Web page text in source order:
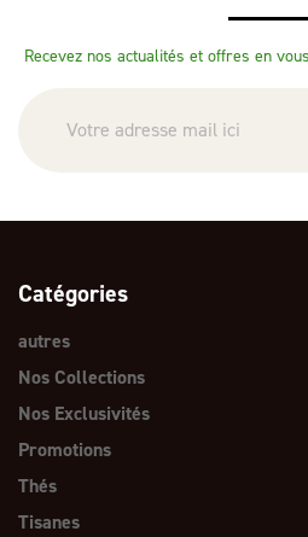
Recevez nos actualités et offres en
Catégories
autres
Nos Collections
Nos Exclusivités
Promotions
Thés
Tisanes